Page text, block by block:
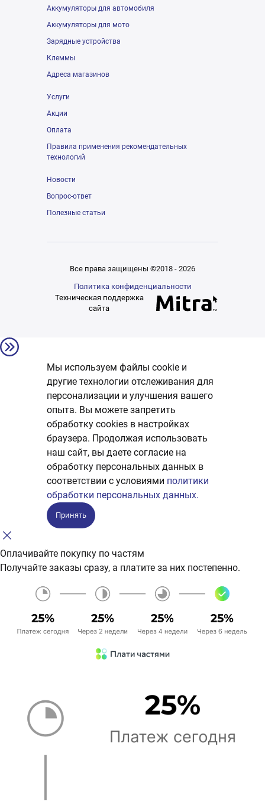
Аккумуляторы для автомобиля
Аккумуляторы для мото
Зарядные устройства
Клеммы
Адреса магазинов
Услуги
Акции
Оплата
Правила применения рекомендательных
технологий
Новости
Вопрос-ответ
Полезные статьи
Все права защищены ©2018 - 2026
Политика конфиденциальности
Техническая поддержка
сайта
Мы используем файлы cookie и
другие технологии отслеживания для
персонализации и улучшения вашего
опыта. Вы можете запретить
обработку сookies в настройках
браузера. Продолжая использовать
наш сайт, вы даете согласие на
обработку персональных данных в
соответствии с условиями политики
обработки персональных данных.
Принять
Оплачивайте покупку по частям
Получайте заказы сразу, а платите за них постепенно.